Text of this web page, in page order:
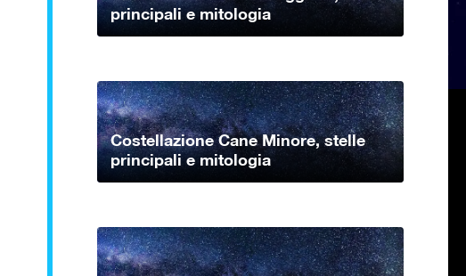
principali e mitologia
Costellazione Cane Minore, stelle
principali e mitologia